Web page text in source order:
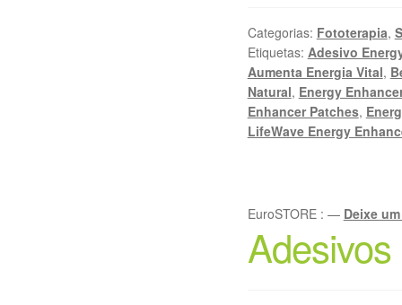
Categorias: Fototerapia,
Etiquetas: Adesivo
Aumenta Energia Vital,
Natural, Energy
Enhancer Patches,
LifeWave Energy
EuroSTORE : — Deixe